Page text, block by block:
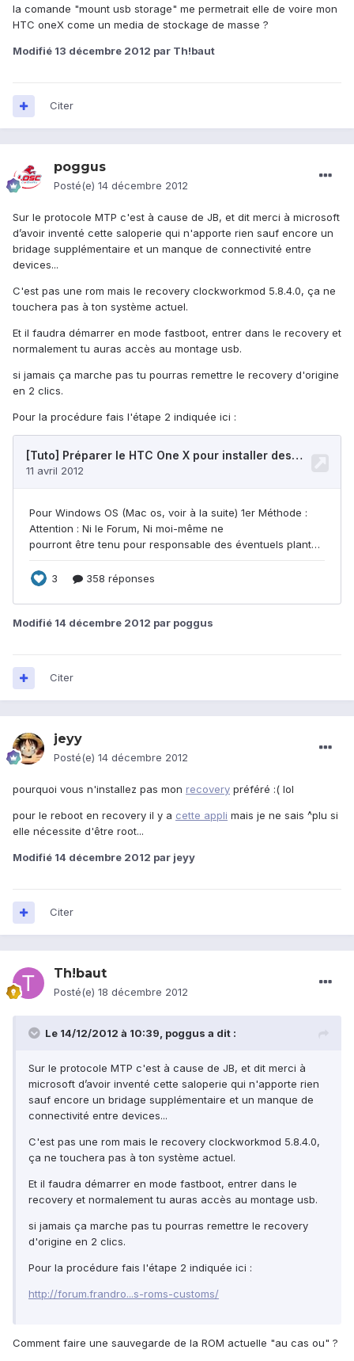
la comande "mount usb storage" me permetrait elle de voire mon
HTC oneX come un media de stockage de masse ?
Modifié 13 décembre 2012 par Th!baut
Citer
poggus
Posté(e) 14 décembre 2012
Sur le protocole MTP c'est à cause de JB, et dit merci à microsoft
d’avoir inventé cette saloperie qui n'apporte rien sauf encore un
bridage supplémentaire et un manque de connectivité entre
devices...
C'est pas une rom mais le recovery clockworkmod 5.8.4.0, ça ne
touchera pas à ton système actuel.
Et il faudra démarrer en mode fastboot, entrer dans le recovery et
normalement tu auras accès au montage usb.
si jamais ça marche pas tu pourras remettre le recovery d'origine
en 2 clics.
Pour la procédure fais l'étape 2 indiquée ici :
Modifié 14 décembre 2012 par poggus
Citer
jeyy
Posté(e) 14 décembre 2012
pourquoi vous n'installez pas mon recovery préféré :( lol
pour le reboot en recovery il y a cette appli mais je ne sais ^plu si
elle nécessite d'être root...
Modifié 14 décembre 2012 par jeyy
Citer
Th!baut
Posté(e) 18 décembre 2012
Le 14/12/2012 à 10:39, poggus a dit :
Sur le protocole MTP c'est à cause de JB, et dit merci à
microsoft d’avoir inventé cette saloperie qui n'apporte rien
sauf encore un bridage supplémentaire et un manque de
connectivité entre devices...
C'est pas une rom mais le recovery clockworkmod 5.8.4.0,
ça ne touchera pas à ton système actuel.
Et il faudra démarrer en mode fastboot, entrer dans le
recovery et normalement tu auras accès au montage usb.
si jamais ça marche pas tu pourras remettre le recovery
d'origine en 2 clics.
Pour la procédure fais l'étape 2 indiquée ici :
http://forum.frandro...s-roms-customs/
Comment faire une sauvegarde de la ROM actuelle "au cas ou" ?